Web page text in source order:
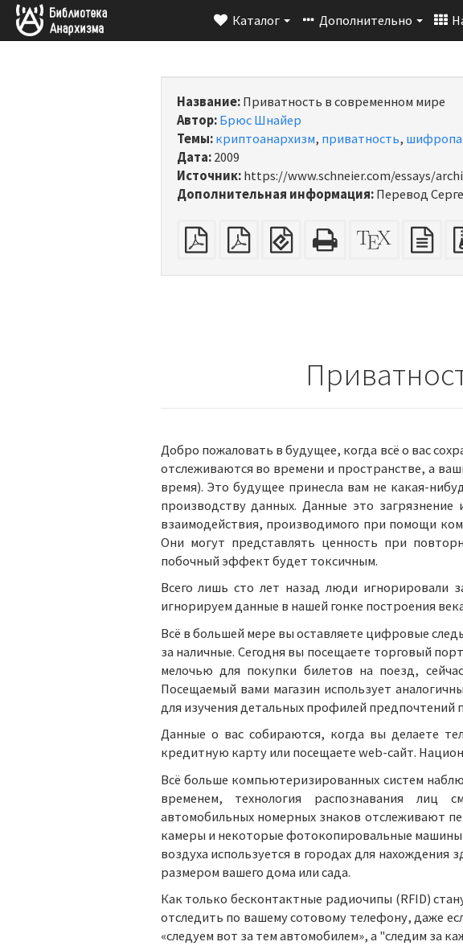
Каталог Дополнительно
Название: Приватность в современном мире
Автор: Брюс Шнайер
Темы: криптоанархизм, приватность,
Дата: 2009
Источник: https://www.schneier.com/essays/
Дополнительная информация: Перевод
обычный
PDF
Спуск
полос
EPUB
(для
HTML
(подходит
Исходник
XeLaTeX
Добро пожаловать в будущее, когда всё о вас
отслеживаются во времени и пространстве, а
время). Это будущее принесла вам не какая-
производству данных. Данные это
взаимодействия, производимого при помощи
Они могут представлять ценность при
побочный эффект будет токсичным.
Всего лишь сто лет назад люди игнорировали
игнорируем данные в нашей гонке построения
Всё в большей мере вы оставляете цифровые
за наличные. Сегодня вы посещаете торговый
мелочью для покупки билетов на поезд,
Посещаемый вами магазин использует
для изучения детальных профилей предпочтений
Данные о вас собираются, когда вы делаете
кредитную карту или посещаете web-сайт.
Всё больше компьютеризированных систем
временем, технология распознавания лиц
автомобильных номерных знаков отслеживают
камеры и некоторые фотокопировальные
воздуха используется в городах для
размером вашего дома или сада.
Как только бесконтактные радиочипы (RFID)
отследить по вашему сотовому телефону, даже
«следуем вот за тем автомобилем», а "следим за